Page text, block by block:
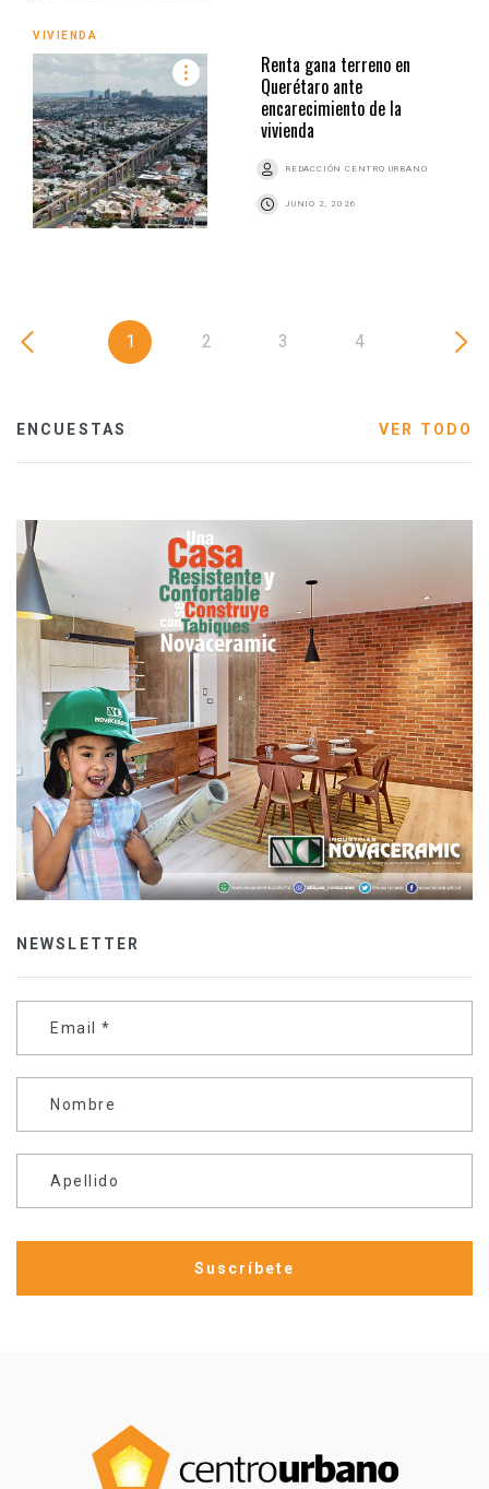
VIVIENDA
Renta gana terreno en
Querétaro ante
encarecimiento de la
vivienda
REDACCIÓN CENTRO URBANO
JUNIO 2, 2026
1 2 3 4
ENCUESTAS VER TODO
NEWSLETTER
Email *
Nombre
Apellido